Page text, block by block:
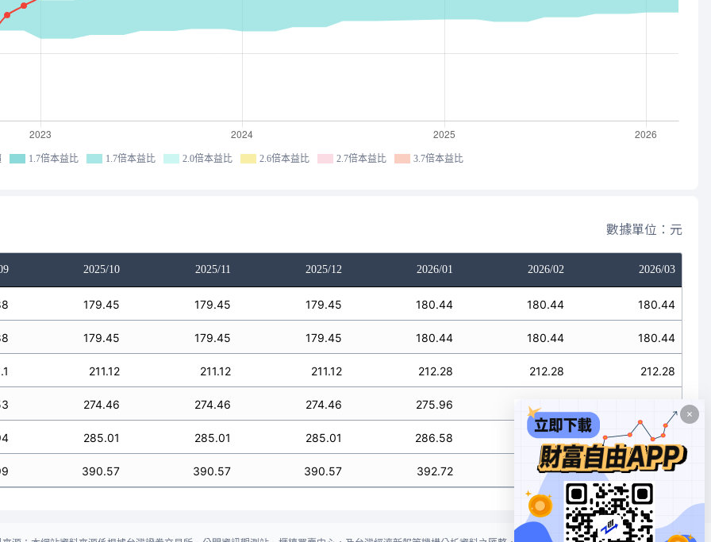
1.7倍本益比 1.7倍本益比 2.0倍本益比 2.6倍本益比 2.7倍本益比 3.7倍本益比
數據單位：元
2025/10 2025/11 2025/12 2026/01 2026/02 2026/03
179.45 179.45 179.45 180.44 180.44 180.44
179.45 179.45 179.45 180.44 180.44 180.44
211.12 211.12 211.12 212.28 212.28 212.28
274.46 274.46 274.46 275.96 275.96
285.01 285.01 285.01 286.58 286.58 286.58
390.57 390.57 390.57 392.72 392.72 392.72